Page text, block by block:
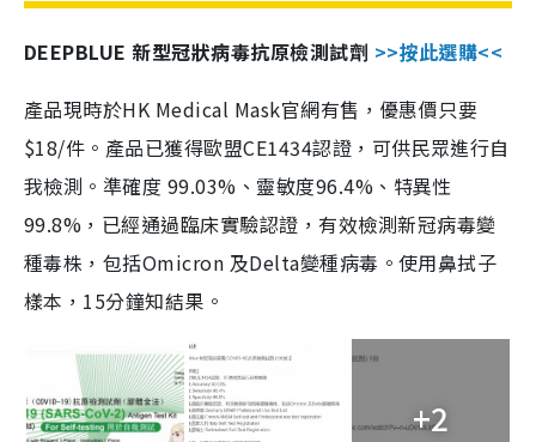
DEEPBLUE 新型冠狀病毒抗原檢測試劑 >>按此選購<<
產品現時於HK Medical Mask官網有售，優惠價只要
$18/件。產品已獲得歐盟CE1434認證，可供民眾進行自
我檢測。準確度 99.03%、靈敏度96.4%、特異性
99.8%，已經通過臨床實驗認證，有效檢測新冠病毒變
種毒株，包括Omicron 及Delta變種病毒。使用鼻拭子
樣本，15分鐘知結果。
+2